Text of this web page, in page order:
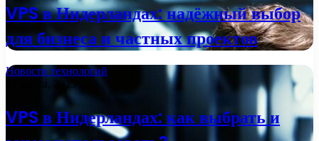
VPS в Нидерландах: надёжный выбор
для бизнеса и частных проектов
Новости технологий
27 марта, 2025
VPS в Нидерландах: как выбрать и